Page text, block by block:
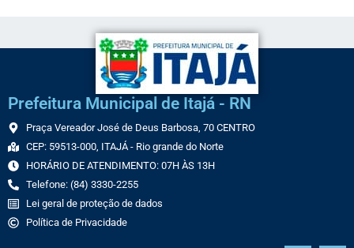
Prefeitura Municipal de Itajá - RN
Praça Vereador José de Deus Barbosa, 70 CENTRO
CEP: 59513-000, ITAJÁ - Rio grande do Norte
HORÁRIO DE ATENDIMENTO: 07H ÀS 13H
Telefone: (84) 3330-2255
Lei geral de proteção de dados
Política de Privacidade